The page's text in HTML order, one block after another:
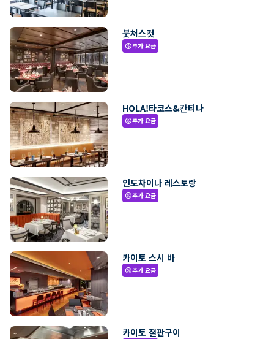
붓처스컷
paid추가 요금
HOLA!타코스&칸티나
paid추가 요금
인도차이나 레스토랑
paid추가 요금
카이토 스시 바
paid추가 요금
카이토 철판구이